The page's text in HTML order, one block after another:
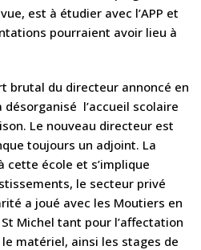
est à étudier avec l’APP et
pourraient avoir lieu à
brutal du directeur annoncé en
l’accueil scolaire
Le nouveau directeur est
toujours un adjoint. La
école et s’implique
le secteur privé
a joué avec les Moutiers en
Michel tant pour l’affectation
matériel, ainsi les stages de